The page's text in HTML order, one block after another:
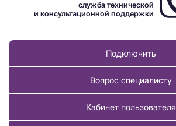
служба технической
и консультационной поддержки
Подключить
Вопрос специалисту
Кабинет пользователя